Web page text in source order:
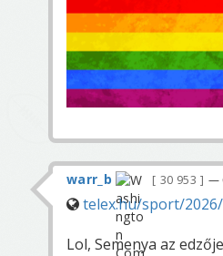
warr_b 30 953 —
telex.hu/sport/
Lol, Semenya az